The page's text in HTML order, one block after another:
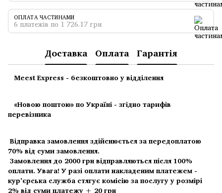
ОПЛАТА ЧАСТИНАМИ
6 платежів по 1 726.17 грн
Доставка Оплата Гарантія
Meest Express - безкоштовно у відділення
«Новою поштою» по Україні - згідно тарифів
перевізника
Відправка замовлення здійснюється за передоплатою
70% від суми замовлення.
Замовлення до 2000 грн відправляються після 100%
оплати.Увага! У разі оплати накладеним платежем -
кур'єрська служба стягує комісію за послугу у розмірі
2% від суми платежу + 20 грн